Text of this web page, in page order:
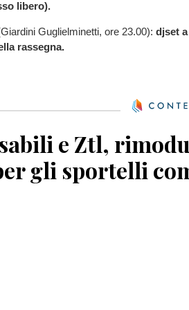
libero).
Guglielminetti, ore 23.00): djset
rassegna.
e Ztl,
gli sportelli